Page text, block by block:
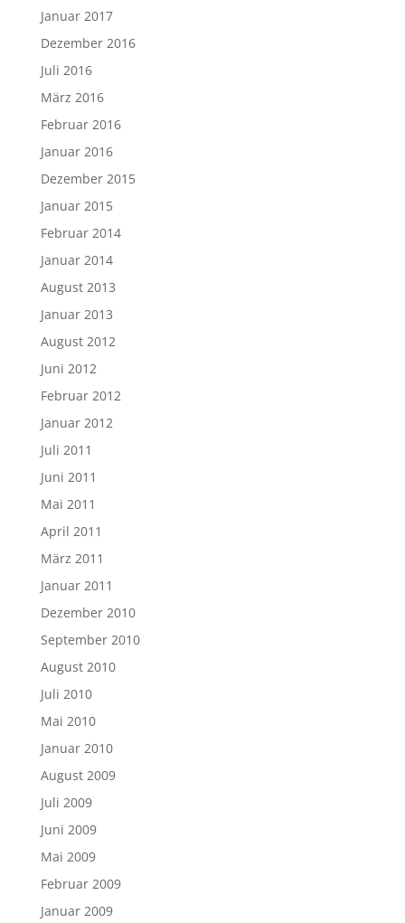
Januar 2017
Dezember 2016
Juli 2016
März 2016
Februar 2016
Januar 2016
Dezember 2015
Januar 2015
Februar 2014
Januar 2014
August 2013
Januar 2013
August 2012
Juni 2012
Februar 2012
Januar 2012
Juli 2011
Juni 2011
Mai 2011
April 2011
März 2011
Januar 2011
Dezember 2010
September 2010
August 2010
Juli 2010
Mai 2010
Januar 2010
August 2009
Juli 2009
Juni 2009
Mai 2009
Februar 2009
Januar 2009